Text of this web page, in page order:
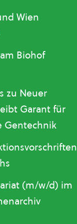
Wien
Biohof
zu Neuer
Garant für
Gentechnik
(m/w/d) im